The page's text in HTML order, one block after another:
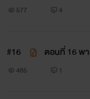
577 4
#16 ตอนที่ 16 พ
485 1